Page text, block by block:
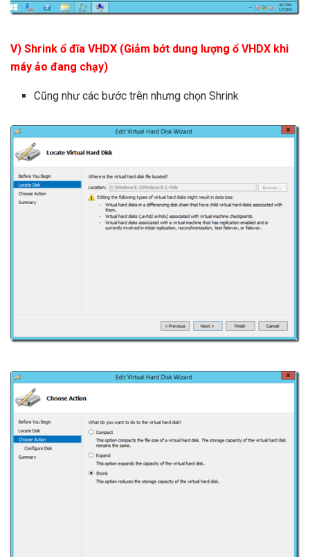
V) Shrink ổ đĩa VHDX (Giảm bớt dung lượng ổ VHDX khi
máy ảo đang chạy)
Cũng như các bước trên nhưng chọn Shrink